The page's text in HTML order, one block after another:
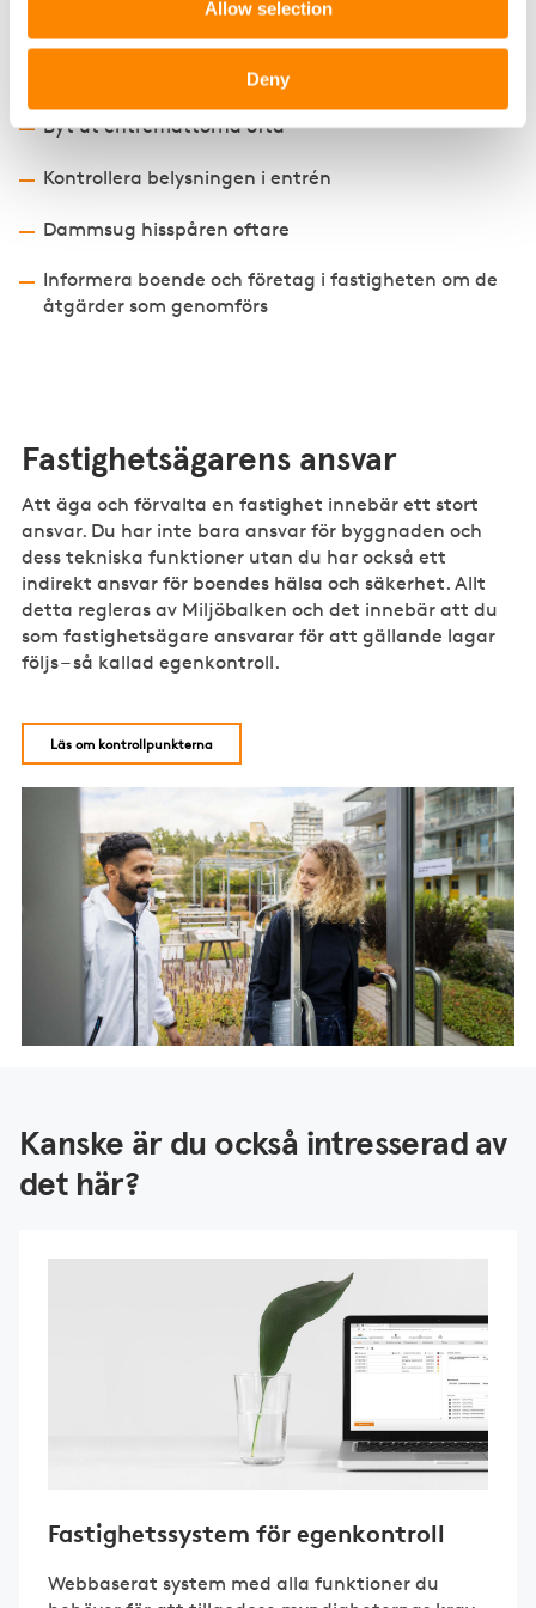
Allow selection
Deny
Öka städfrekvensen i entré och trapphus
Byt ut entrémattorna ofta
Kontrollera belysningen i entrén
Dammsug hisspåren oftare
Informera boende och företag i fastigheten om de
åtgärder som genomförs
Fastighetsägarens ansvar
Att äga och förvalta en fastighet innebär ett stort
ansvar. Du har inte bara ansvar för byggnaden och
dess tekniska funktioner utan du har också ett
indirekt ansvar för boendes hälsa och säkerhet. Allt
detta regleras av Miljöbalken och det innebär att du
som fastighetsägare ansvarar för att gällande lagar
följs – så kallad egenkontroll.
Läs om kontrollpunkterna
Kanske är du också intresserad av
det här?
Fastighetssystem för egenkontroll
Webbaserat system med alla funktioner du